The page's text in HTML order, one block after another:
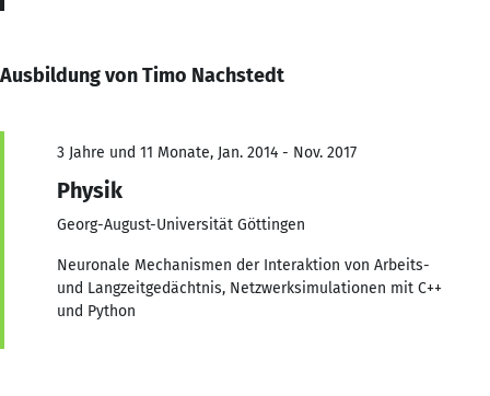
Ausbildung von Timo Nachstedt
3 Jahre und 11 Monate, Jan. 2014 - Nov. 2017
Physik
Georg-August-Universität Göttingen
Neuronale Mechanismen der Interaktion von Arbeits-
und Langzeitgedächtnis, Netzwerksimulationen mit C++
und Python